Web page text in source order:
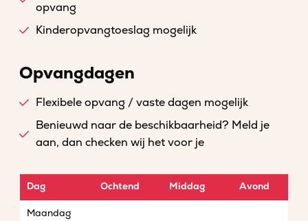
opvang
Kinderopvangtoeslag mogelijk
Opvangdagen
Flexibele opvang / vaste dagen mogelijk
Benieuwd naar de beschikbaarheid? Meld je
aan, dan checken wij het voor je
Dag Ochtend Middag Avond
Maandag